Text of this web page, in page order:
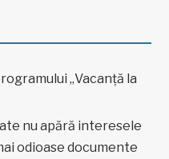
„Vacanță la
nu apără interesele
odioase documente